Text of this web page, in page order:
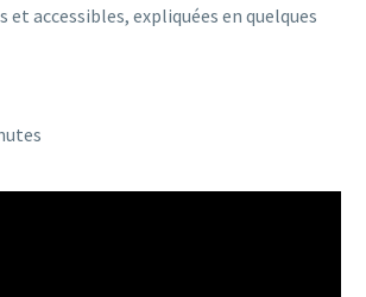
et accessibles, expliquées en quelques